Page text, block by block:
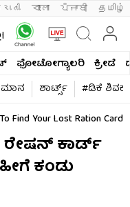
বাংলা ਪੰਜਾਬੀ தமிழ்
ಫೋಟೋಗ್ಯಾಲರಿ ಕ್ರೀಡೆ
ಶಾರ್ಟ್ಸ್​
#ಡಿಕೆ
Find Your Lost Ration Card
ರೇಷನ್ ಕಾರ್ಡ್
ಕಂಡು